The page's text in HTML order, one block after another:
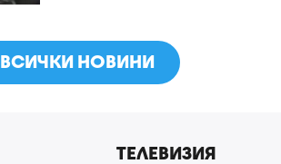
ВСИЧКИ НОВИНИ
ТЕЛЕВИЗИЯ